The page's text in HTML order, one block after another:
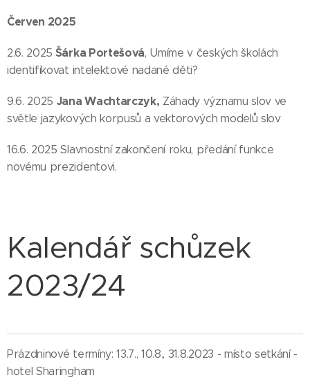
Červen 2025
2.6. 2025 Šárka Portešová, Umíme v českých školách
identifikovat intelektové nadané děti?
9.6. 2025 Jana Wachtarczyk, Záhady významu slov ve
světle jazykových korpusů a vektorových modelů slov
16.6. 2025 Slavnostní zakončení roku, předání funkce
novému prezidentovi.
Kalendář schůzek
2023/24
Prázdninové termíny: 13.7., 10.8., 31.8.2023 - místo setkání -
hotel Sharingham